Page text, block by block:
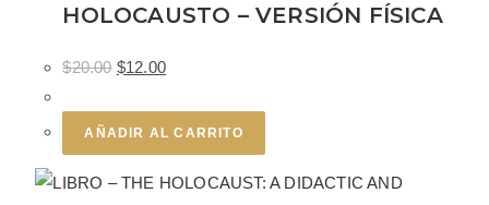
HOLOCAUSTO – VERSIÓN FÍSICA
$20.00 $12.00
AÑADIR AL CARRITO